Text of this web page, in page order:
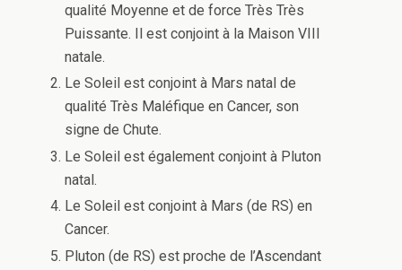
qualité Moyenne et de force Très Très
Puissante. Il est conjoint à la Maison VIII
natale.
Le Soleil est conjoint à Mars natal de
qualité Très Maléfique en Cancer, son
signe de Chute.
Le Soleil est également conjoint à Pluton
natal.
Le Soleil est conjoint à Mars (de RS) en
Cancer.
Pluton (de RS) est proche de l’Ascendant